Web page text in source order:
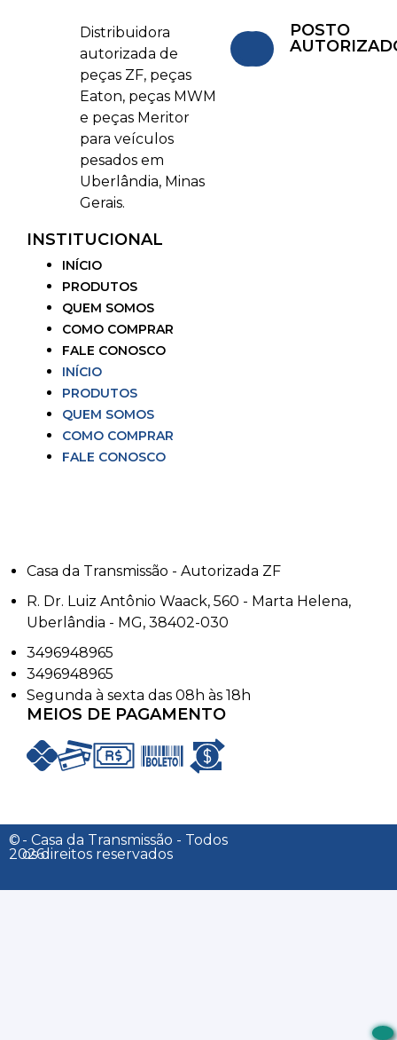
Distribuidora
autorizada de
peças ZF, peças
Eaton, peças MWM
e peças Meritor
para veículos
pesados em
Uberlândia, Minas
Gerais.
POSTO
INSTITUCIONAL
INÍCIO
PRODUTOS
QUEM SOMOS
COMO COMPRAR
FALE CONOSCO
INÍCIO
PRODUTOS
QUEM SOMOS
COMO COMPRAR
FALE CONOSCO
Casa da Transmissão - Autorizada ZF
R. Dr. Luiz Antônio Waack, 560 - Marta Helena,
Uberlândia - MG, 38402-030
3496948965
3496948965
Segunda à sexta das 08h às 18h
MEIOS DE PAGAMENTO
©
2026
- Casa da Transmissão - Todos
os direitos reservados